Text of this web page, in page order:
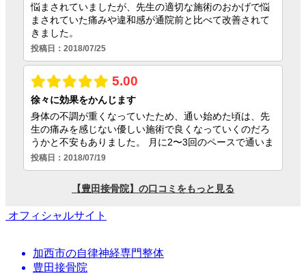
オフィシャルサイト
加西市の自律神経専門整体
豊田接骨院